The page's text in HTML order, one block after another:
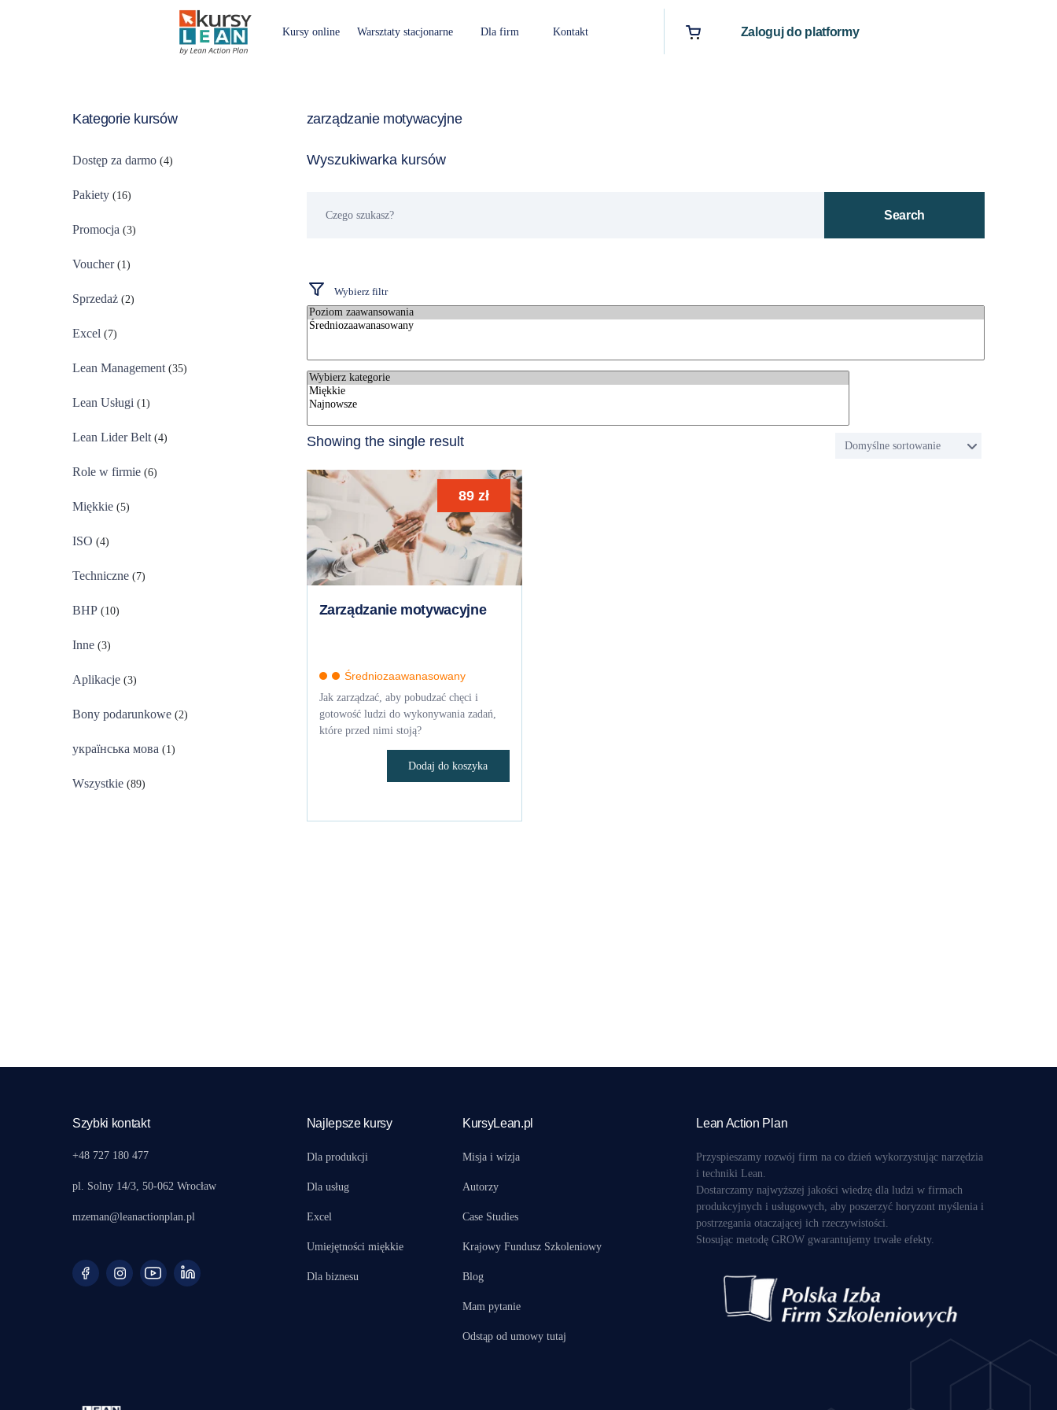
Kursy online Warsztaty stacjonarne Dla firm Kontakt Zaloguj do platformy
Kategorie kursów
Dostęp za darmo (4)
Pakiety (16)
Promocja (3)
Voucher (1)
Sprzedaż (2)
Excel (7)
Lean Management (35)
Lean Usługi (1)
Lean Lider Belt (4)
Role w firmie (6)
Miękkie (5)
ISO (4)
Techniczne (7)
BHP (10)
Inne (3)
Aplikacje (3)
Bony podarunkowe (2)
українська мова (1)
Wszystkie (89)
zarządzanie motywacyjne
Wyszukiwarka kursów
szukasz?
Search
Wybierz filtr
Showing the single result
89 zł
Zarządzanie motywacyjne
Średniozaawanasowany
Jak zarządzać, aby pobudzać chęci i
gotowość ludzi do wykonywania zadań,
które przed nimi stoją?
Dodaj do koszyka
Szybki kontakt
+48 727 180 477
pl. Solny 14/3, 50-062 Wrocław
mzeman@leanactionplan.pl
Najlepsze kursy
Dla produkcji
Dla usług
Excel
Umiejętności miękkie
Dla biznesu
KursyLean.pl
Misja i wizja
Autorzy
Case Studies
Krajowy Fundusz Szkoleniowy
Blog
Mam pytanie
Odstąp od umowy tutaj
Lean Action Plan
Przyspieszamy rozwój firm na co dzień wykorzystując narzędzia
i techniki Lean.
Dostarczamy najwyższej jakości wiedzę dla ludzi w firmach
produkcyjnych i usługowych, aby poszerzyć horyzont myślenia i
postrzegania otaczającej ich rzeczywistości.
Stosując metodę GROW gwarantujemy trwałe efekty.